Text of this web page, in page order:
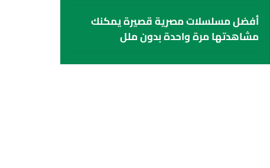
أفضل مسلسلات مصرية قصيرة يمكنك
مشاهدتها مرة واحدة بدون ملل